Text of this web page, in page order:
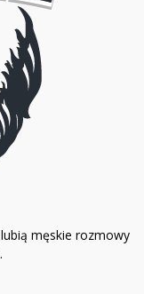
męskie rozmowy